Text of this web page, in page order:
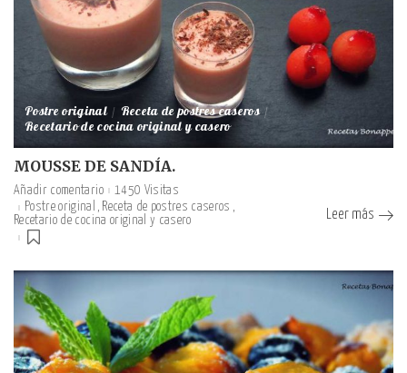
Postre original Receta de postres caseros
Recetario de cocina original y casero
MOUSSE DE SANDÍA.
Añadir comentario
1450 Visitas
Postre original
Receta de postres caseros
Recetario de cocina original y casero
Leer más